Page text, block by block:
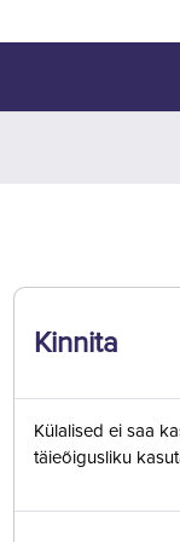
Kinnita
Külalised ei saa
täieõigusliku